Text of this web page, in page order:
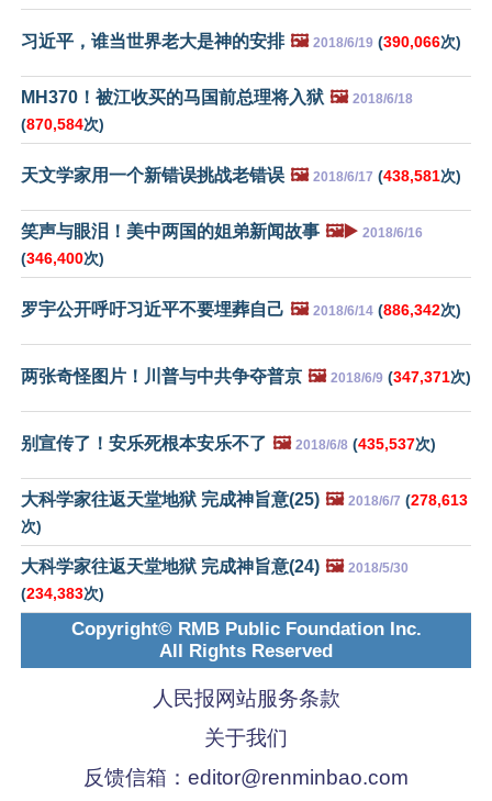
习近平，谁当世界老大是神的安排 🖼️ 2018/6/19 (390,066次)
MH370！被江收买的马国前总理将入狱 🖼️ 2018/6/18
(870,584次)
天文学家用一个新错误挑战老错误 🖼️ 2018/6/17 (438,581次)
笑声与眼泪！美中两国的姐弟新闻故事 🖼️▶️ 2018/6/16
(346,400次)
罗宇公开呼吁习近平不要埋葬自己 🖼️ 2018/6/14 (886,342次)
两张奇怪图片！川普与中共争夺普京 🖼️ 2018/6/9 (347,371次)
别宣传了！安乐死根本安乐不了 🖼️ 2018/6/8 (435,537次)
大科学家往返天堂地狱 完成神旨意(25) 🖼️ 2018/6/7 (278,613
次)
大科学家往返天堂地狱 完成神旨意(24) 🖼️ 2018/5/30
(234,383次)
Copyright© RMB Public Foundation Inc.
All Rights Reserved
人民报网站服务条款
关于我们
反馈信箱： editor@renminbao.com